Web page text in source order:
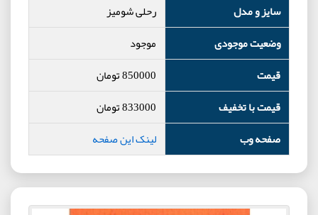
سایز و مدل
رحلی شومیز
وضعیت موجودی
موجود
قیمت
850000تومان
قیمت با تخفیف
833000تومان
صفحه وب
لینک این صفحه